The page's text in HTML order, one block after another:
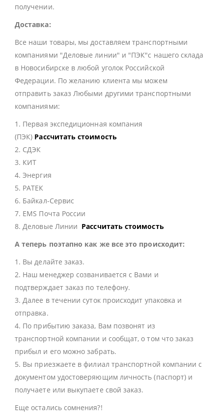
получении.
Доставка:
Все наши товары, мы доставляем транспортными
компаниями "Деловые линии" и "ПЭК"с нашего склада
в Новосибирске в любой уголок Российской
Федерации. По желанию клиента мы можем
отправить заказ Любыми другими транспортными
компаниями:
1. Первая экспедиционная компания
(ПЭК) Рассчитать стоимость
2. СДЭК
3. КИТ
4. Энергия
5. РАТЕК
6. Байкал-Сервис
7. EMS Почта России
8. Деловые Линии Рассчитать стоимость
А теперь поэтапно как же все это происходит:
1. Вы делайте заказ.
2. Наш менеджер созванивается с Вами и
подтверждает заказ по телефону.
3. Далее в течении суток происходит упаковка и
отправка.
4. По прибытию заказа, Вам позвонят из
транспортной компании и сообщат, о том что заказ
прибыл и его можно забрать.
5. Вы приезжаете в филиал транспортной компании с
документом удостоверяющим личность (паспорт) и
получаете или выкупаете свой заказ.
Еще остались сомнения?!